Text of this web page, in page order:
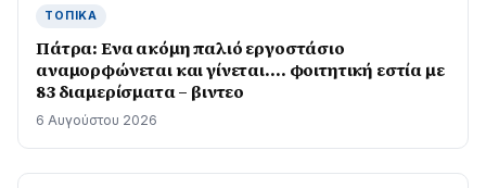
ΤΟΠΙΚΆ
Πάτρα: Ενα ακόμη παλιό εργοστάσιο
αναμορφώνεται και γίνεται…. φοιτητική εστία με
83 διαμερίσματα – βιντεο
6 Αυγούστου 2026